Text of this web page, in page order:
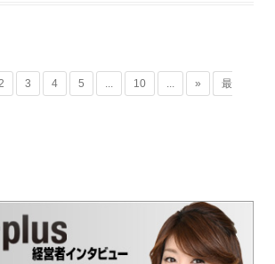
2 3 4 5 10 »
最